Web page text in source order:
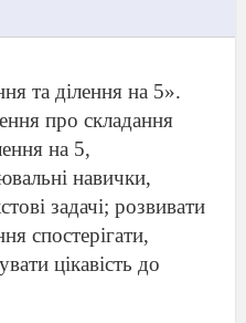
та ділення на 5».
про складання
на 5,
навички,
задачі; розвивати
спостерігати,
цікавість до